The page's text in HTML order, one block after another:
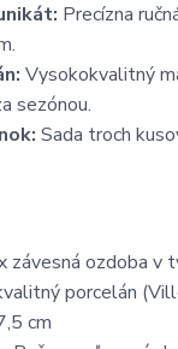
Precízna
Vysokokvalitný
sezónou.
Sada troch
závesná ozdoba v
porcelán
cm